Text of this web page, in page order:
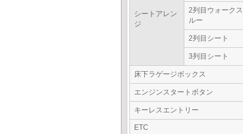
シートアレン
ジ
2列目ウォークス
ルー
2列目シート
3列目シート
床下ラゲージボックス
エンジンスタートボタン
キーレスエントリー
ETC